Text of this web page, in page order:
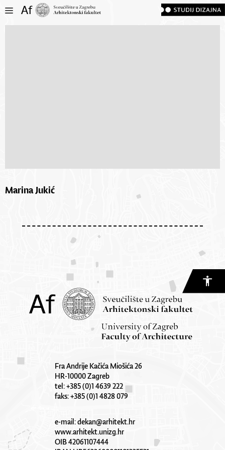
Marina Jukić
Fra Andrije Kačića Miošića 26
HR-10000 Zagreb
tel: +385 (0)1 4639 222
faks: +385 (0)1 4828 079
e-mail:dekan@arhitekt.hr
www.arhitekt.unizg.hr
OIB 42061107444